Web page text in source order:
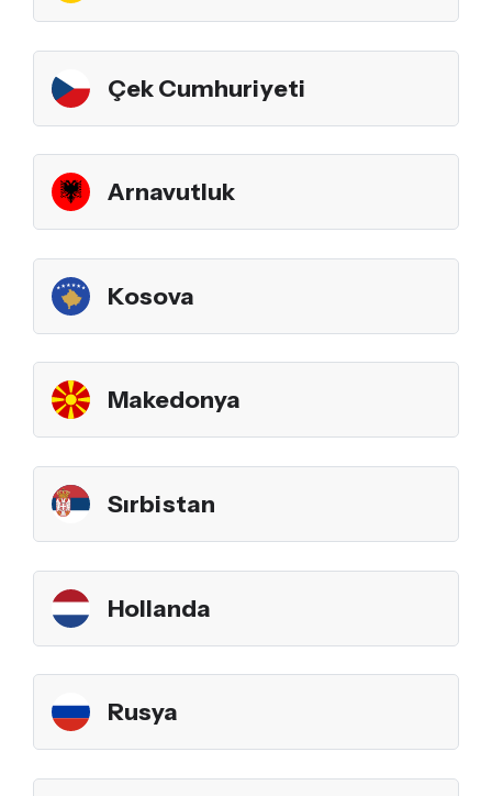
Çek Cumhuriyeti
Arnavutluk
Kosova
Makedonya
Sırbistan
Hollanda
Rusya